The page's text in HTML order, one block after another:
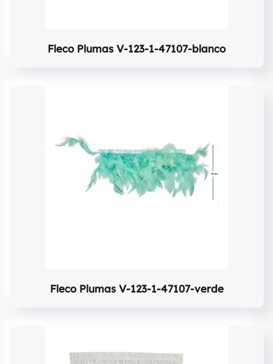
Fleco Plumas V-123-1-47107-blanco
Fleco Plumas V-123-1-47107-verde